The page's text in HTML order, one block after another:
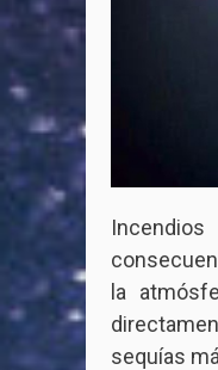
la
sequías